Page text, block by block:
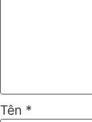
Tên *